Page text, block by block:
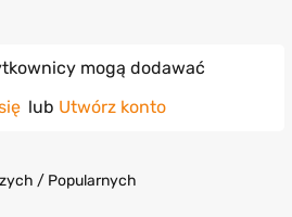
mogą dodawać
lub Utwórz konto
/ Popularnych